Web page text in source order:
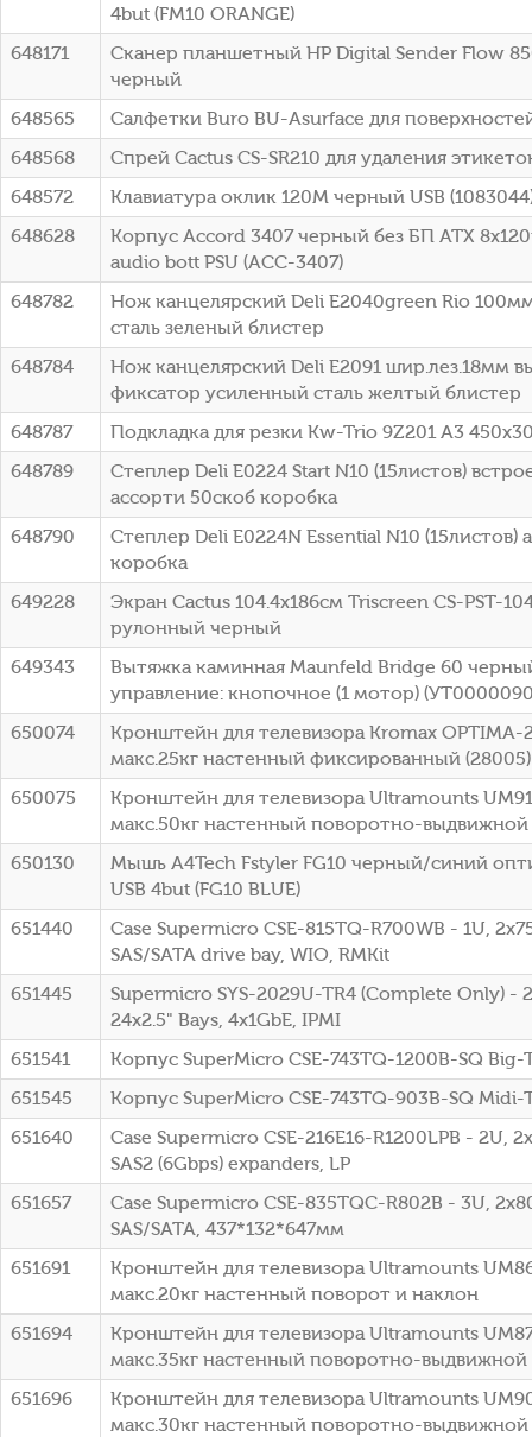
4but (FM10 ORANGE)
648171
Сканер планшетный HP Digital Sender Flow
черный
648565
Салфетки Buro BU-Asurface для
648568
Спрей Cactus CS-SR210 для удаления
648572
Клавиатура оклик 120M черный USB
648628
Корпус Accord 3407 черный без БП ATX
audio bott PSU (ACC-3407)
648782
Нож канцелярский Deli E2040green Rio
сталь зеленый блистер
648784
Нож канцелярский Deli E2091 шир.лез.18мм
фиксатор усиленный сталь желтый блистер
648787
Подкладка для резки Kw-Trio 9Z201 A3
648789
Степлер Deli E0224 Start N10 (15листов)
ассорти 50скоб коробка
648790
Степлер Deli E0224N Essential N10
коробка
649228
Экран Cactus 104.4x186см Triscreen CS-PST-
рулонный черный
649343
Вытяжка каминная Maunfeld Bridge 60
управление: кнопочное (1 мотор)
650074
Кронштейн для телевизора Kromax
макс.25кг настенный фиксированный (28005)
650075
Кронштейн для телевизора Ultramounts
макс.50кг настенный поворотно-
650130
Мышь A4Tech Fstyler FG10 черный/синий
USB 4but (FG10 BLUE)
651440
Case Supermicro CSE-815TQ-R700WB - 1U,
SAS/SATA drive bay, WIO, RMKit
651445
Supermicro SYS-2029U-TR4 (Complete Only) -
24x2.5" Bays, 4x1GbE, IPMI
651541
Корпус SuperMicro CSE-743TQ-1200B-SQ
651545
Корпус SuperMicro CSE-743TQ-903B-SQ
651640
Case Supermicro CSE-216E16-R1200LPB - 2U,
SAS2 (6Gbps) expanders, LP
651657
Case Supermicro CSE-835TQC-R802B - 3U,
SAS/SATA, 437*132*647мм
651691
Кронштейн для телевизора Ultramounts
макс.20кг настенный поворот и наклон
651694
Кронштейн для телевизора Ultramounts
макс.35кг настенный поворотно-
651696
Кронштейн для телевизора Ultramounts
макс.30кг настенный поворотно-